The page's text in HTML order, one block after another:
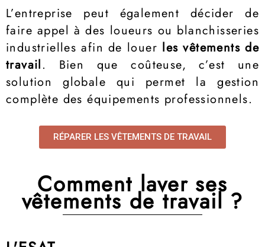
L’entreprise peut également décider de
faire appel à des loueurs ou blanchisseries
industrielles afin de louer les vêtements de
travail. Bien que coûteuse, c’est une
solution globale qui permet la gestion
complète des équipements professionnels.
RÉPARER LES VÊTEMENTS DE TRAVAIL
Comment laver ses
vêtements de travail ?